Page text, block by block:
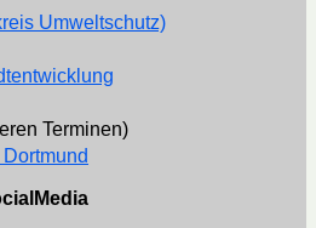
Umweltschutz)
Terminen)